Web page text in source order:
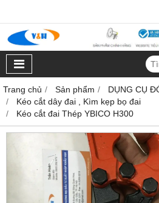
Trang chủ Sản phẩm
DỤNG CỤ
Kéo cắt dây đai , Kìm kẹp bọ đai
Kéo cắt đai Thép YBICO H300